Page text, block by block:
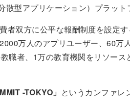
型アプリケーション）プラット
者双方に公平な報酬制度を設定
万人のアプリユーザー、60万
職者、1万の教育機関をリソース
-TOKYO」 というカンファレ